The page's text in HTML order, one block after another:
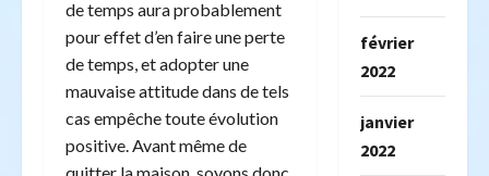
de temps aura probablement
pour effet d’en faire une perte
de temps, et adopter une
mauvaise attitude dans de tels
cas empêche toute évolution
positive. Avant même de
février
2022
janvier
2022